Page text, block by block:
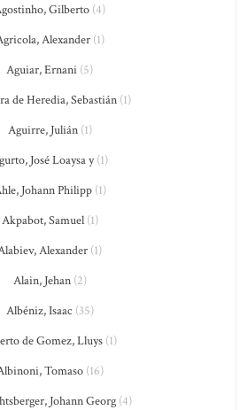
Gilberto (4)
Alexander(1)
Aguiar, Ernani (5)
de Heredia, Sebastián(1)
Aguirre, Julián(1)
José Loaysa y(1)
Johann Philipp(1)
Akpabot, Samuel(1)
Alexander (1)
Alain, Jehan(2)
Albéniz, Isaac (35)
de Gomez, Lluys(1)
Tomaso(16)
Johann Georg (4)